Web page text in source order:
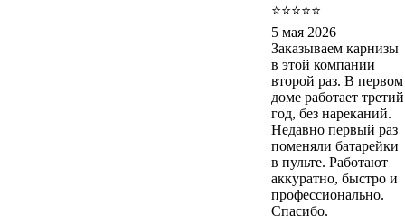
⭐⭐⭐⭐⭐
5 мая 2026
Заказываем карнизы
в этой компании
второй раз. В первом
доме работает третий
год, без нареканий.
Недавно первый раз
поменяли батарейки
в пульте. Работают
аккуратно, быстро и
профессионально.
Спасибо.